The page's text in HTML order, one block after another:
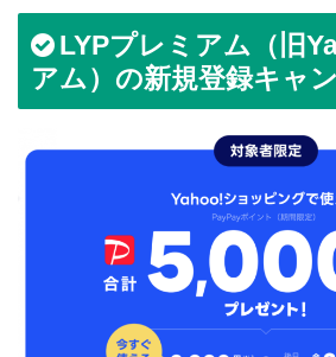
LYPプレミアム（旧
アム）の新規登録キャ